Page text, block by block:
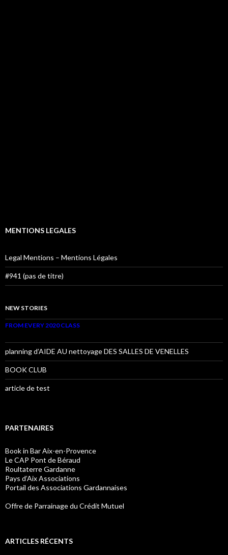
MENTIONS LEGALES
Legal Mentions – Mentions Légales
#941 (pas de titre)
NEW STORIES
FROM EVERY 2020 CLASS
planning d’AIDE AU nettoyage DES SALLES DE VENELLES
BOOK CLUB
article de test
PARTENAIRES
Book in Bar Aix-en-Provence
Le CAP Pont de Béraud
Roultaterre Gardanne
Pays d’Aix Associations
Portail des Associations Gardannaises
Offre de Parrainage du Crédit Mutuel
ARTICLES RÉCENTS